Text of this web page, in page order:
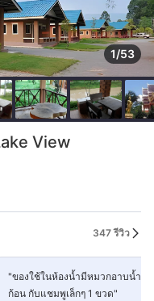
1/53
View
347 รีวิว
"ของใช้ในห้องน้ำมีหมวกอาบน้ำ ส
ก้อน กับแชมพูเล็กๆ 1 ขวด"